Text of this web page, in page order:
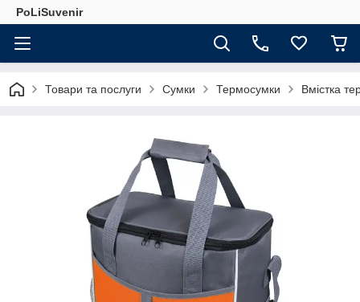
PoLiSuvenir
Товари та послуги Сумки Термосумки Вмістка